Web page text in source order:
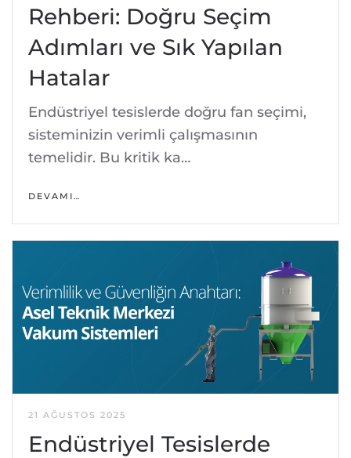
Rehberi: Doğru Seçim
Adımları ve Sık Yapılan
Hatalar
Endüstriyel tesislerde doğru fan seçimi,
sisteminizin verimli çalışmasının
temelidir. Bu kritik ka…
DEVAMI…
21 AĞUSTOS 2025
Endüstriyel Tesislerde